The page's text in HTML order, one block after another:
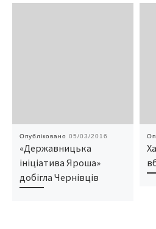
Опубліковано 05/03/2016
«Державницька
ініціатива Яроша»
добігла Чернівців